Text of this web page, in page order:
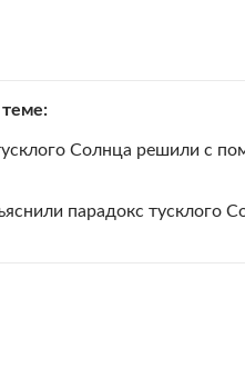
Солнца решили с
парадокс тусклого